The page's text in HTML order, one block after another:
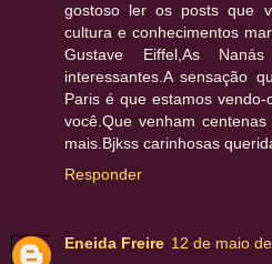
gostoso ler os posts que
cultura e conhecimentos
Gustave Eiffel,As
interessantes.A sensação
Paris é que estamos
você.Que venham
mais.Bjkss carinhosas
Responder
Eneida Freire 12 de maio